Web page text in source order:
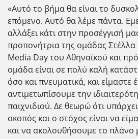
«Αυτό το βήμα θα είναι το
επόμενο. Αυτό θα λέμε πάντα.
αλλάξει κάτι στην προσέγγισή
προπονήτρια της ομάδας
Media Day του Αθηναϊκού και
ομάδα είναι σε πολύ καλή
όσο και πνευματικά, και είμαστε
αντιμετωπίσουμε την
παιχνιδιού. Δε θεωρώ ότι
σκοπός και ο στόχος είναι να
και να ακολουθήσουμε το πλάνο